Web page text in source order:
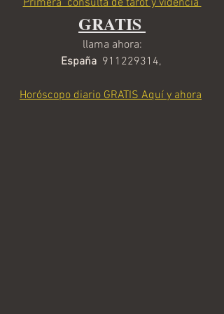
Primera  consulta de tarot y videncia
GRATIS
llama ahora:
España 911229314,
Horóscopo diario GRATIS Aquí y ahora